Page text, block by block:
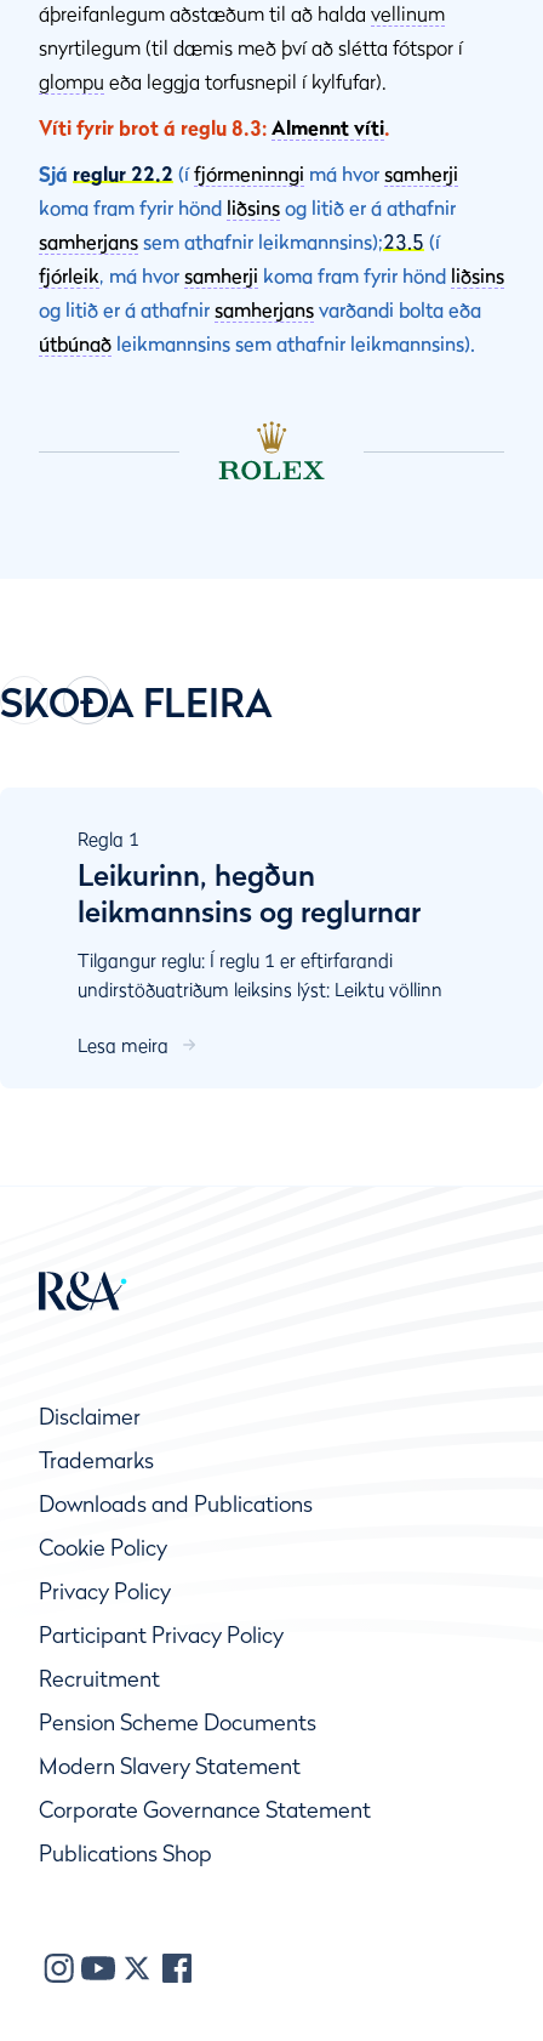
áþreifanlegum aðstæðum til að halda vellinum
snyrtilegum (til dæmis með því að slétta fótspor í
glompu eða leggja torfusnepil í kylfufar).
Víti fyrir brot á reglu 8.3: Almennt víti.
Sjá reglur 22.2 (ífjórmeninngi má hvor samherji
koma fram fyrir hönd liðsins og litið er á athafnir
samherjans sem athafnir leikmannsins);23.5 (í
fjórleik, má hvor samherji koma fram fyrir hönd liðsins
og litið er á athafnir samherjans varðandi bolta eða
útbúnað leikmannsins sem athafnir leikmannsins).
SKOÐA FLEIRA
Regla 1
Leikurinn, hegðun
leikmannsins og reglurnar
Tilgangur reglu: Í reglu 1 er eftirfarandi
undirstöðuatriðum leiksins lýst: Leiktu völlinn
og hann liggu...
Lesa meira
Disclaimer
Trademarks
Downloads and Publications
Cookie Policy
Privacy Policy
Participant Privacy Policy
Recruitment
Pension Scheme Documents
Modern Slavery Statement
Corporate Governance Statement
Publications Shop